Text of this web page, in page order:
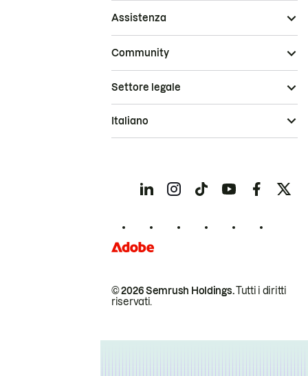
Assistenza
Community
© 2026 Semrush Holdings.Tutti i diritti
riservati.
Settore legale
Italiano